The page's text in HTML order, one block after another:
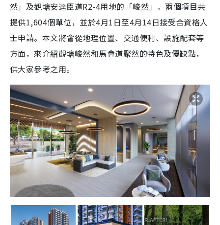
然」及觀塘安達臣道R2-4用地的「峻然」。兩個項目共
提供1,604個單位，並於4月1日至4月14日接受合資格人
士申請。本文將會從地理位置、交通便利、設施配套等
方面，來介紹觀塘峻然和馬會道聚然的特色及優缺點，
供大家參考之用。